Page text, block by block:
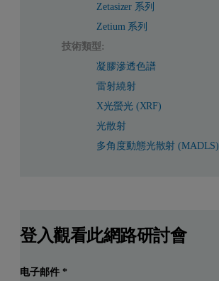
Zetasizer 系列
Zetium 系列
技術類型:
凝膠滲透色譜
雷射繞射
X光螢光 (XRF)
光散射
多角度動態光散射 (MADLS)
登入觀看此網路研討會
电子邮件*